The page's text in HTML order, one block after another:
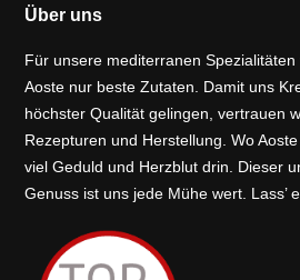
Über uns
Für unsere mediterranen
Aoste nur beste Zutaten. Damit uns
höchster Qualität gelingen, vertrauen
Rezepturen und Herstellung. Wo
viel Geduld und Herzblut drin. Dieser
Genuss ist uns jede Mühe wert. Lass’